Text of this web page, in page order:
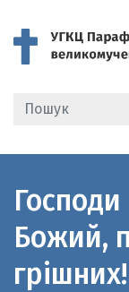
Господи
Божий,
грішних!